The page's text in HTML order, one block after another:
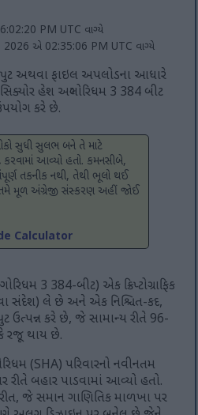
PM UTC વાગ્યે
એ 02:35:06 PM UTC વાગ્યે
અથવા ફાઇલ અપલોડના આધારે
હેશ અલ્ગોરિધમ 3 384 બીટ
કરે છે.
સુધી સુલભ બને તે માટે
કરવામાં આવ્યો હતો. કમનસીબે,
તકનીક નથી, તેથી ભૂલો થઈ
મૂળ અંગ્રેજી સંસ્કરણ અહીં જોઈ
Calculator
3 384-બીટ) એક ક્રિપ્ટોગ્રાફિક
સંદેશ) લે છે અને એક નિશ્ચિત-કદ,
કરે છે, જે સામાન્ય રીતે 96-
રજૂ થાય છે.
(SHA) પરિવારનો નવીનતમ
રીતે બહાર પાડવામાં આવ્યો હતો.
જે સમાન ગાણિતિક માળખા પર